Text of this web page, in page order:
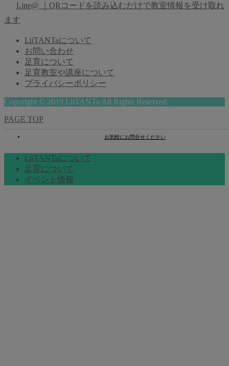
Line@ ｜QRコードを読み込むだけで教室情報を受け取れ
ます
LiiTANTaについて
お問い合わせ
足育について
足育教室や講座について
プライバシーポリシー
Copyright © 2019 LiiTANTa All Rights Reserved.
PAGE TOP
お気軽にお問合せください
LiiTANTaについて
足育について
イベント情報